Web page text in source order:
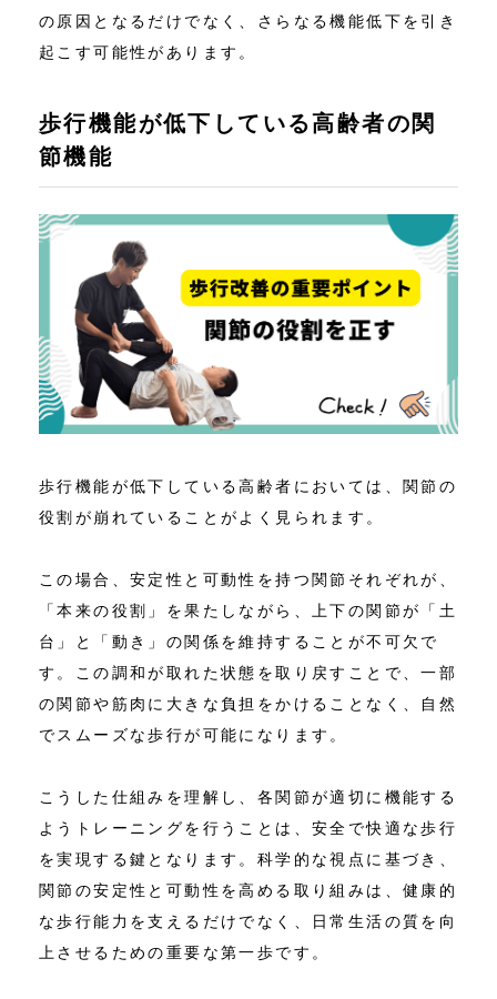
の原因となるだけでなく、さらなる機能低下を引き
起こす可能性があります。
歩行機能が低下している高齢者の関
節機能
歩行機能が低下している高齢者においては、関節の
役割が崩れていることがよく見られます。
この場合、安定性と可動性を持つ関節それぞれが、
「本来の役割」を果たしながら、上下の関節が「土
台」と「動き」の関係を維持することが不可欠で
す。この調和が取れた状態を取り戻すことで、一部
の関節や筋肉に大きな負担をかけることなく、自然
でスムーズな歩行が可能になります。
こうした仕組みを理解し、各関節が適切に機能する
ようトレーニングを行うことは、安全で快適な歩行
を実現する鍵となります。科学的な視点に基づき、
関節の安定性と可動性を高める取り組みは、健康的
な歩行能力を支えるだけでなく、日常生活の質を向
上させるための重要な第一歩です。